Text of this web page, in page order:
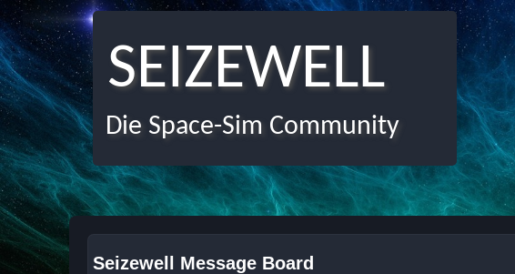
SEIZEWELL
Die Space-Sim Community
Seizewell Message Board